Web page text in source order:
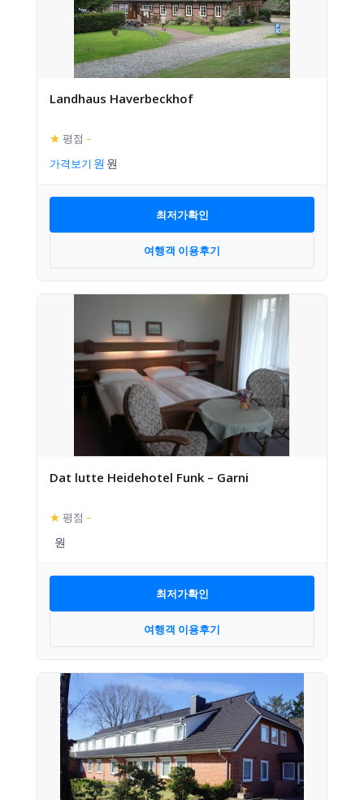
Landhaus Haverbeckhof
★ 평점 –
가격보기
최저가확인
여행객 이용후기
Dat lutte Heidehotel Funk – Garni
★ 평점 –
최저가확인
여행객 이용후기